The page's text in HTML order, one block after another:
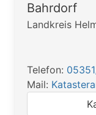
Bahrdorf
Landkreis
Telefon:
Mail: